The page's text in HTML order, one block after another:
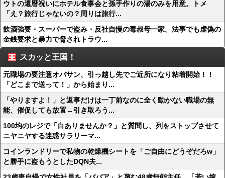
ウトの還暦祝いにホテル食事会と孫手作りの湯のみを用意。トメ
「え？旅行じゃないの？周りは旅行...
飲酒強要・スーパーで盗み・反社自慢の毒叔母一家。法事でも虚偽の
金銭要求と暴力で脅されトラウ...
スカッと王国！
元職場の要注意オバサン、引っ越し先でご近所になり粘着開始！！
「どこまで送って！」から始まり...
「やりますよ！」と返事だけは一丁前なのに全く動かない職場の無
能、催促しても放置→引き取ろう...
100均のレジで「白ありませんか？」と質問し、列をストップさせて
ニヤニヤする迷惑サラリーマ...
コインランドリーで私物の乾燥機シートを「ご自由にどうぞだろw」
と勝手に盗もうとしたDQN夫...